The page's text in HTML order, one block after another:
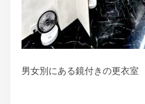
男女別にある鏡付きの更衣室